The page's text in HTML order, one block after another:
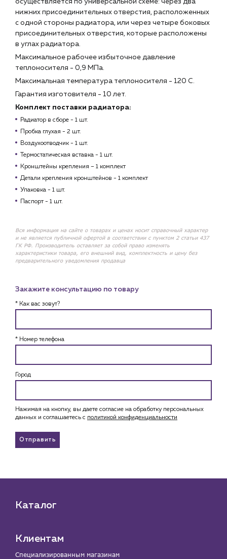
осуществляется по универсальной схеме: через два
нижних присоединительных отверстия, расположенных
с одной стороны радиатора, или через четыре боковых
присоединительных отверстия, которые расположены
в углах радиатора.
Максимальное рабочее избыточное давление
теплоносителя - 0,9 МПа.
Максимальная температура теплоносителя - 120 С.
Гарантия изготовителя - 10 лет.
Комплект поставки радиатора:
Радиатор в сборе - 1 шт.
Пробка глухая - 2 шт.
Воздухоотводчик - 1 шт.
Термостатическая вставка - 1 шт.
Кронштейны крепления – 1 комплект
Детали крепления кронштейнов - 1 комплект
Упаковка - 1 шт.
Паспорт - 1 шт.
Вся информация на сайте о товарах и ценах носит справочный характер
и не является публичной офертой в соответствии с пунктом 2 статьи 437
ГК РФ. Производитель оставляет за собой право изменять
характеристики товара, его внешний вид, комплектность и цену без
предварительного уведомления продавца
Закажите консультацию по товару
* Как вас зовут?
* Номер телефона
Город
Нажимая на кнопку, вы даете согласие на обработку персональных
данных и соглашаетесь c политикой конфиденциальности
Отправить
Каталог
Клиентам
Специализированным магазинам